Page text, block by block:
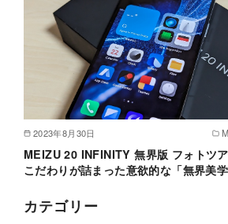
2023年8月30日
MEIZU 20 INFINITY 無界版 フォトツ
こだわりが詰まった意欲的な「無界美
カテゴリー